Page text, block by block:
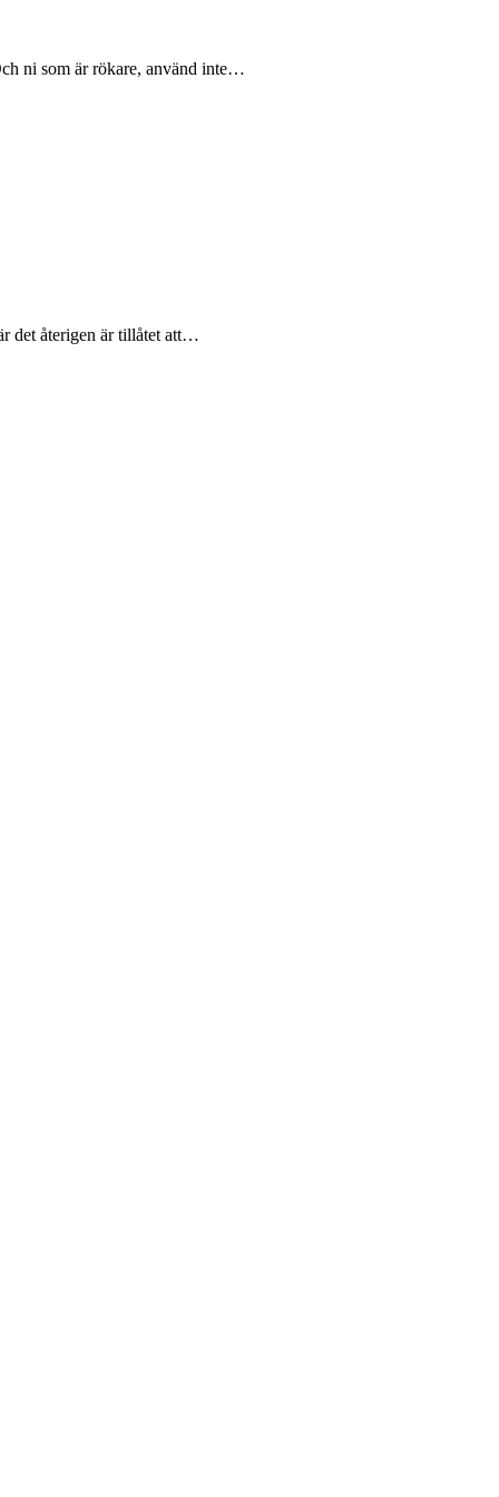
ni som är rökare, använd inte…
det återigen är tillåtet att…